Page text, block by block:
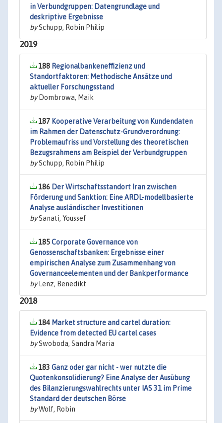
in Verbundgruppen: Datengrundlage und
deskriptive Ergebnisse
bySchupp, Robin Philip
2019
188 Regionalbankeneffizienz und
Standortfaktoren: Methodische Ansätze und
aktueller Forschungsstand
byDombrowa, Maik
187 Kooperative Verarbeitung von Kundendaten
im Rahmen der Datenschutz-Grundverordnung:
Problemaufriss und Vorstellung des theoretischen
Bezugsrahmens am Beispiel der Verbundgruppen
bySchupp, Robin Philip
186 Der Wirtschaftsstandort Iran zwischen
Förderung und Sanktion: Eine ARDL-modellbasierte
Analyse ausländischer Investitionen
bySanati, Youssef
185Corporate Governance von
Genossenschaftsbanken: Ergebnisse einer
empirischen Analyse zum Zusammenhang von
Governanceelementen und der Bankperformance
byLenz, Benedikt
2018
184 Market structure and cartel duration:
Evidence from detected EU cartel cases
bySwoboda, Sandra Maria
183 Ganz oder gar nicht - wer nutzte die
Quotenkonsolidierung? Eine Analyse der Ausübung
des Bilanzierungswahlrechts unter IAS 31 im Prime
Standard der deutschen Börse
byWolf, Robin